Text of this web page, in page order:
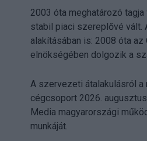
2003 óta meghatározó
stabil piaci szereplővé vált.
alakításában is: 2008 óta
elnökségében dolgozik a
A szervezeti átalakulásról
cégcsoport 2026.
Media magyarországi
munkáját.